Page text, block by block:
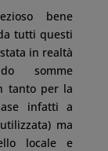
bene
tutti questi
in realtà
somme
tanto per la
infatti a
ma
locale e